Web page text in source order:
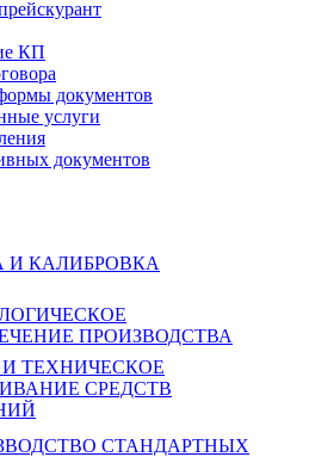
КП
документов
услуги
документов
И КАЛИБРОВКА
ПРОИЗВОДСТВА
ТЕХНИЧЕСКОЕ
СРЕДСТВ
СТАНДАРТНЫХ